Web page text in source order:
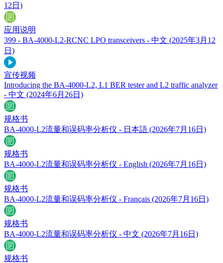
12日)
应用说明
399 - BA-4000-L2-RCNC LPO transceivers - 中文 (2025年3月12
日)
宣传视频
Introducing the BA-4000-L2, L1 BER tester and L2 traffic analyzer
- 中文 (2024年6月26日)
规格书
BA-4000-L2流量和误码率分析仪 - 日本語 (2026年7月16日)
规格书
BA-4000-L2流量和误码率分析仪 - English (2026年7月16日)
规格书
BA-4000-L2流量和误码率分析仪 - Français (2026年7月16日)
规格书
BA-4000-L2流量和误码率分析仪 - 中文 (2026年7月16日)
规格书